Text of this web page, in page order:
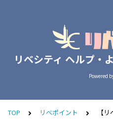
リベシティ ヘルプ・
Powered
TOP リベポイント 【